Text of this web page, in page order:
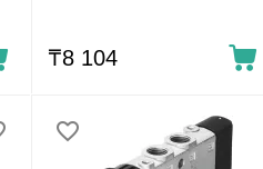
₸8 104